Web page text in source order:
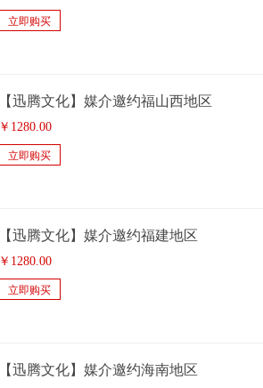
立即购买
【迅腾文化】媒介邀约福山西地区
￥ 1280.00
立即购买
【迅腾文化】媒介邀约福建地区
￥ 1280.00
立即购买
【迅腾文化】媒介邀约海南地区